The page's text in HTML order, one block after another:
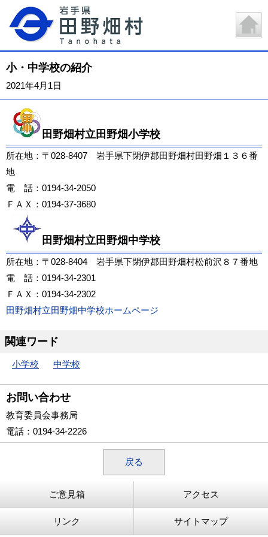
小・中学校の紹介
2021年4月1日
田野畑村立田野畑小学校
所在地：〒028-8407 岩手県下閉伊郡田野畑村田野畑１３６番
地
電 話：0194-34-2050
ＦＡＸ：0194-37-3680
田野畑村立田野畑中学校
所在地：〒028-8404 岩手県下閉伊郡田野畑村松前沢８７番地
電 話：0194-34-2301
ＦＡＸ：0194-34-2302
田野畑村立田野畑中学校ホームページ
関連ワード
小学校 中学校
お問い合わせ
教育委員会事務局
電話 ：0194-34-2226
戻る
ご意見箱 アクセス
リンク サイトマップ